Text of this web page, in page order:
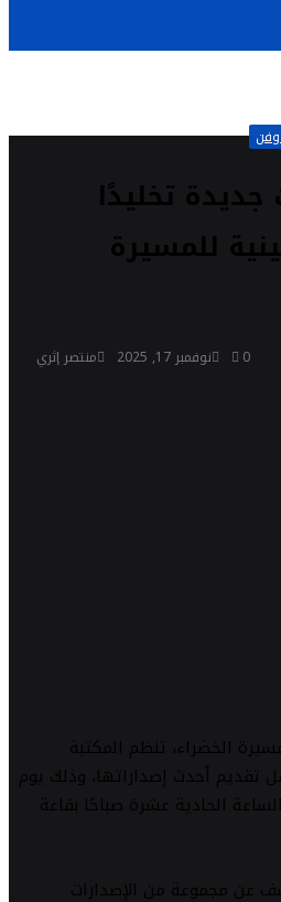
تخليدًا
للمسيرة
منتصر إثري نوفمبر 17, 2025 0
الخضراء، تنظم المكتبة
تقديم أحدث إصداراتها، وذلك يوم
نونبر 2025، على الساعة الحادية عشرة صباحًا بقاعة
عن مجموعة من الإصدارات